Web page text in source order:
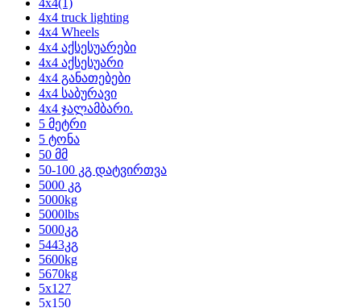
4x4 truck lighting
4x4 Wheels
4x4 აქსესუარები
4x4 აქსესუარი
4x4 განათებები
4x4 საბურავი
4x4 ჯალამბარი.
5 მეტრი
5 ტონა
50 მმ
50-100 კგ დატვირთვა
5000 კგ
5000kg
5000lbs
5000კგ
5443კგ
5600kg
5670kg
5x127
5x150